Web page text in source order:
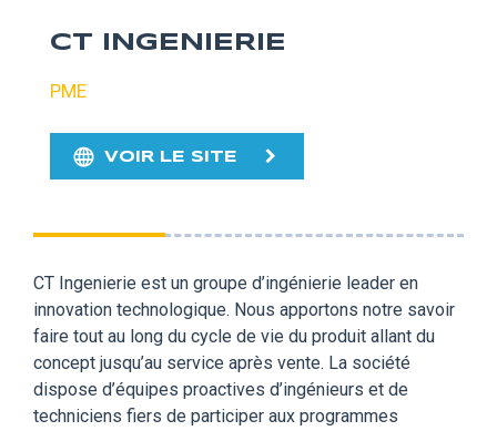
CT INGENIERIE
PME
VOIR LE SITE
CT Ingenierie est un groupe d’ingénierie leader en
innovation technologique. Nous apportons notre savoir
faire tout au long du cycle de vie du produit allant du
concept jusqu’au service après vente. La société
dispose d’équipes proactives d’ingénieurs et de
techniciens fiers de participer aux programmes